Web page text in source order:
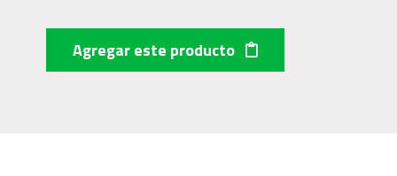
Agregar este producto